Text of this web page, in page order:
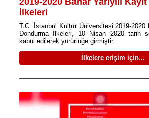
İlkeleri
T.C. İstanbul Kültür Üniversitesi 2019-2020
Dondurma İlkeleri, 10 Nisan 2020 tarih
kabul edilerek yürürlüğe girmiştir.
İlkelere erişim için...